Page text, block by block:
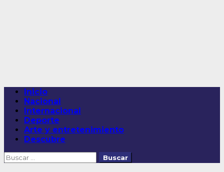
Menú
principal
Inicio
Nacional
Internacional
Deporte
Arte y entretenimiento
Descubre
Buscar: